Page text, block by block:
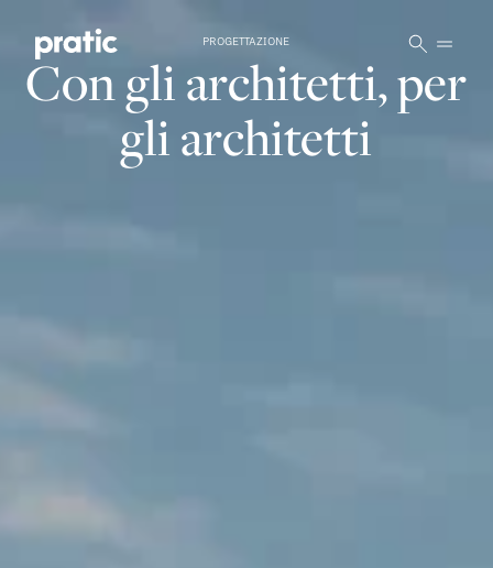
PROGETTAZIONE
Con gli architetti,per
gli architetti